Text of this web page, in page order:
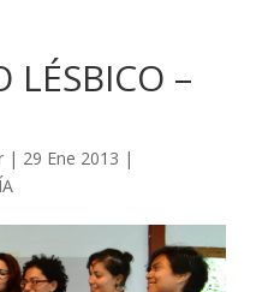
LÉSBICO –
| 29 Ene 2013 |